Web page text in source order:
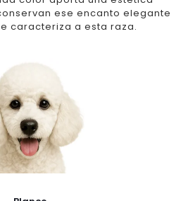
ese encanto elegante
caracteriza a esta raza.